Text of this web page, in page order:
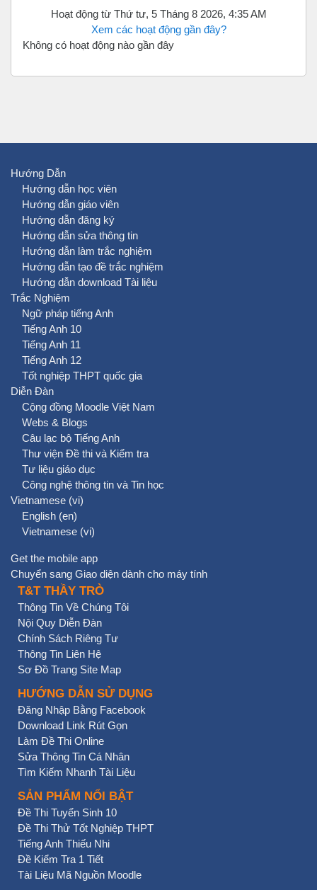
Hoạt động từ Thứ tư, 5 Tháng 8 2026, 4:35 AM
Xem các hoạt động gần đây?
Không có hoạt động nào gần đây
Hướng Dẫn
Hướng dẫn học viên
Hướng dẫn giáo viên
Hướng dẫn đăng ký
Hướng dẫn sửa thông tin
Hướng dẫn làm trắc nghiệm
Hướng dẫn tạo đề trắc nghiệm
Hướng dẫn download Tài liệu
Trắc Nghiệm
Ngữ pháp tiếng Anh
Tiếng Anh 10
Tiếng Anh 11
Tiếng Anh 12
Tốt nghiệp THPT quốc gia
Diễn Đàn
Cộng đồng Moodle Việt Nam
Webs & Blogs
Câu lạc bộ Tiếng Anh
Thư viện Đề thi và Kiểm tra
Tư liệu giáo dục
Công nghệ thông tin và Tin học
Vietnamese ‎(vi)‎
English ‎(en)‎
Vietnamese ‎(vi)‎
Get the mobile app
Chuyển sang Giao diện dành cho máy tính
T&T THẦY TRÒ
Thông Tin Về Chúng Tôi
Nội Quy Diễn Đàn
Chính Sách Riêng Tư
Thông Tin Liên Hệ
Sơ Đồ Trang Site Map
HƯỚNG DẪN SỬ DỤNG
Đăng Nhập Bằng Facebook
Download Link Rút Gọn
Làm Đề Thi Online
Sửa Thông Tin Cá Nhân
Tìm Kiếm Nhanh Tài Liệu
SẢN PHẨM NỔI BẬT
Đề Thi Tuyển Sinh 10
Đề Thi Thử Tốt Nghiệp THPT
Tiếng Anh Thiếu Nhi
Đề Kiểm Tra 1 Tiết
Tài Liệu Mã Nguồn Moodle